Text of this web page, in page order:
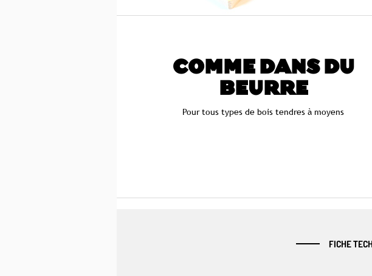
COMME DANS DU
BEURRE
Pour tous types de bois tendres à moyens
FICHE